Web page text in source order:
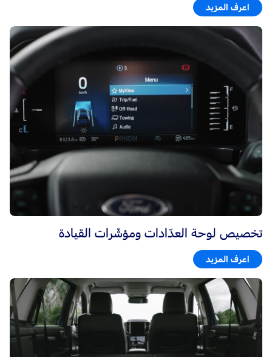
اعرف المزيد
تخصيص لوحة العدّادات ومؤشّرات القيادة
اعرف المزيد